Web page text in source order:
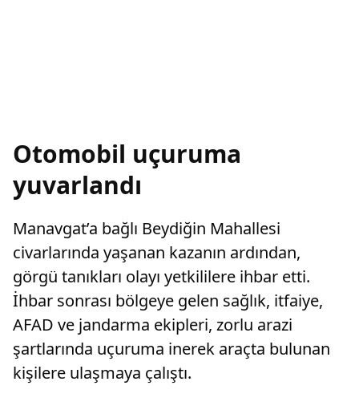
Otomobil uçuruma
yuvarlandı
Manavgat’a bağlı Beydiğin Mahallesi
civarlarında yaşanan kazanın ardından,
görgü tanıkları olayı yetkililere ihbar etti.
İhbar sonrası bölgeye gelen sağlık, itfaiye,
AFAD ve jandarma ekipleri, zorlu arazi
şartlarında uçuruma inerek araçta bulunan
kişilere ulaşmaya çalıştı.